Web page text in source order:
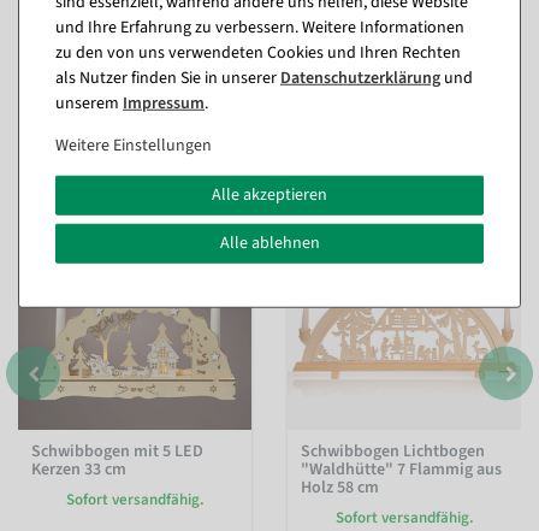
Passende Artikel zu diesem Produkt
%
Schwibbogen mit 5 LED
Kerzen 33 cm
Sofort versandfähig.
Schwibbogen Lichtbogen
"Waldhütte" 7 Flammig aus
Holz 58 cm
Sofort versandfähig.
und Ihre Erfahrung zu verbessern. Weitere Informationen
zu den von uns verwendeten Cookies und Ihren Rechten
als Nutzer finden Sie in unsererDaten­schutz­erklärung und
unserem Impressum.
Weitere Einstellungen
Alle akzeptieren
Alle ablehnen